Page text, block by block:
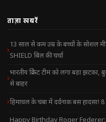
ताज़ा खबरें
13 साल से कम उम्र के बच्चों के सोशल
SHIELD बिल की चर्चा
भारतीय क्रिकेट टीम को लगा बड़ा झटका,
से बाहर
हिमाचल के चंबा में दर्दनाक बस हादसा!
Happy Birthday Roger Federer: